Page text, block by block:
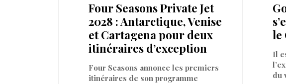
Four Seasons Private Jet
2028 : Antarctique, Venise
et Cartagena pour deux
itinéraires d’exception
Four Seasons annonce les premiers
itinéraires de son programme
le
Il
du